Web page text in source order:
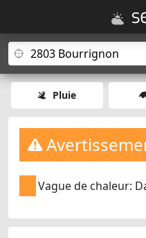
Pluie
Vague de chaleur: